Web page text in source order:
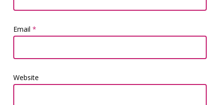
Email *
Website